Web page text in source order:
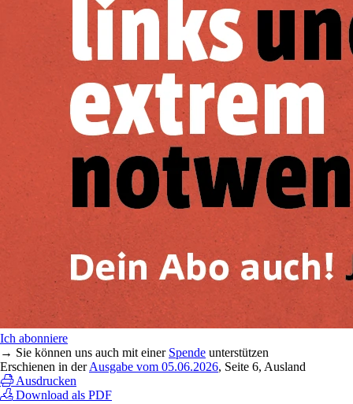
Ich abonniere
→ Sie können uns auch mit einer Spende unterstützen
Erschienen in derAusgabe vom 05.06.2026, Seite 6, Ausland
Ausdrucken
Download als PDF